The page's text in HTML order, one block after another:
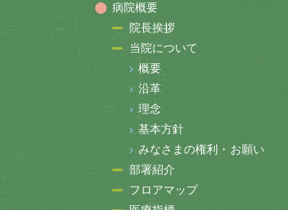
病院概要
院長挨拶
当院について
概要
沿革
理念
基本方針
みなさまの権利・お願い
部署紹介
フロアマップ